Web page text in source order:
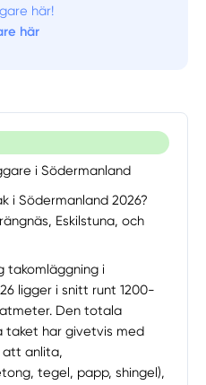
här!
här
i Södermanland
i Södermanland 2026?
Eskilstuna, och
takomläggning i
ligger i snitt runt 1200-
Den totala
har givetvis med
anlita,
tegel, papp, shingel),